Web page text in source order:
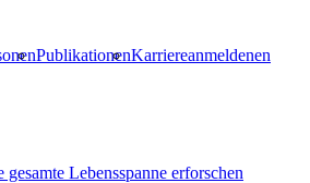
PublikationenKarriereanmeldenen
Lebensspanne erforschen